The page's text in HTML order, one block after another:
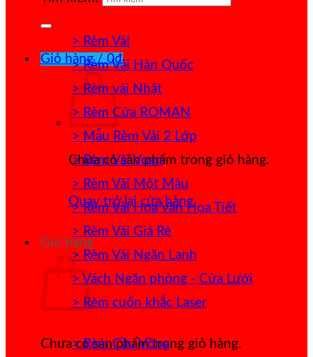
Giỏ hàng /0₫
Chưa có sản phẩm trong giỏ hàng.
Quay trở lại cửa hàng
Giỏ hàng
Chưa có sản phẩm trong giỏ hàng.
> Rèm Vải
> Rèm Vải Hàn Quốc
> Rèm vải Nhật
> Rèm Cửa ROMAN
> Mẫu Rèm Vải 2 Lớp
> Rèm Vải Voan
> Rèm Vải Một Màu
> Rèm Vải Hoa Văn Họa Tiết
> Rèm Vải Giá Rẻ
> Rèm Vải Ngăn Lạnh
> Vách Ngăn phòng - Cửa Lưới
> Rèm cuốn khắc Laser
> Rèm Cầu Vồng